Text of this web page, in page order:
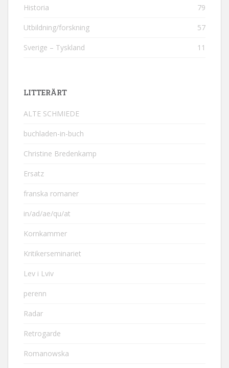
Historia 79
Utbildning/forskning 57
Sverige – Tyskland 11
LITTERÄRT
ALTE SCHMIEDE
buchladen-in-buch
Christine Bredenkamp
Ersatz
franska romaner
in/ad/ae/qu/at
Kornkammer
Kritikerseminariet
Lev i Lviv
perenn
Radar
Retrogarde
Romanowska